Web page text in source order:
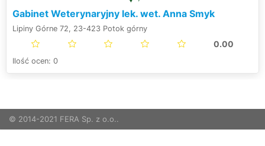
Gabinet Weterynaryjny lek. wet. Anna Smyk
Lipiny Górne 72, 23-423 Potok górny
0.00
Ilość ocen: 0
© 2014-2021 FERA Sp. z o.o..